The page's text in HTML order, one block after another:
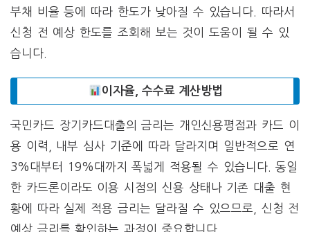
부채 비율 등에 따라 한도가 낮아질 수 있습니다. 따라서
신청 전 예상 한도를 조회해 보는 것이 도움이 될 수 있
습니다.
이자율, 수수료 계산방법
국민카드 장기카드대출의 금리는 개인신용평점과 카드 이
용 이력, 내부 심사 기준에 따라 달라지며 일반적으로 연
3%대부터 19%대까지 폭넓게 적용될 수 있습니다. 동일
한 카드론이라도 이용 시점의 신용 상태나 기존 대출 현
황에 따라 실제 적용 금리는 달라질 수 있으므로, 신청 전
예상 금리를 확인하는 과정이 중요합니다.